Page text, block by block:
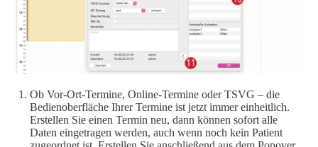
Ob Vor-Ort-Termine, Online-Termine oder TSVG – die
Bedienoberfläche Ihrer Termine ist jetzt immer einheitlich.
Erstellen Sie einen Termin neu, dann können sofort alle
Daten eingetragen werden, auch wenn noch kein Patient